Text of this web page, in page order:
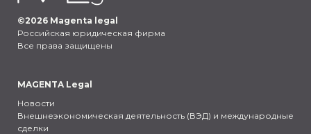
©2026 Magenta legal
Российская юридическая фирма
Все права защищены
MAGENTA Legal
Новости
Внешнеэкономическая деятельность (ВЭД) и международные
сделки